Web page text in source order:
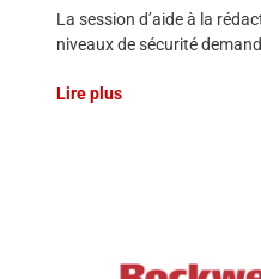
La session d’aide à la
niveaux de sécurité
Lire plus